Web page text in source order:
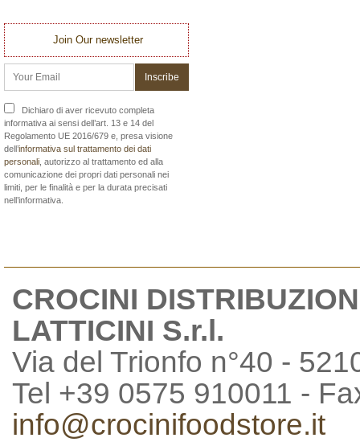
Join Our newsletter
Dichiaro di aver ricevuto completa
informativa ai sensi dell’art. 13 e 14 del
Regolamento UE 2016/679 e, presa visione
dell’informativa sul trattamento dei dati
personali , autorizzo al trattamento ed alla
comunicazione dei propri dati personali nei
limiti, per le finalità e per la durata precisati
nell’informativa.
CROCINI
LATTICINI S.r.l.
Via del Trionfo n°40 -
Tel +39 0575 910011 -
info@crocinifoodstore.it